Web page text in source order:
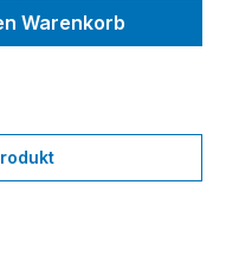
Warenkorb